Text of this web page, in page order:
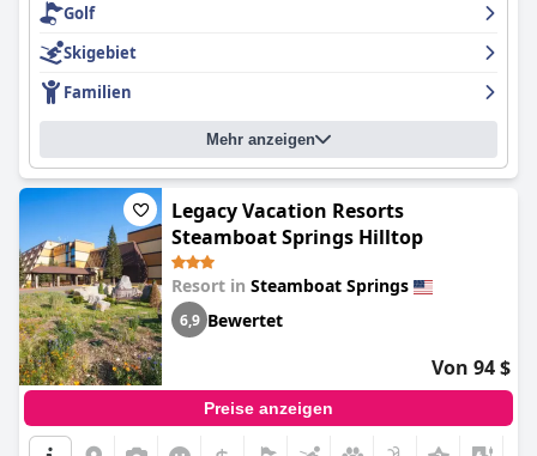
Golf
Skigebiet
Familien
Mehr anzeigen
Legacy Vacation Resorts
Steamboat Springs Hilltop
Resort in Steamboat Springs
6,9 Bewertet
Von 94 $
Preise anzeigen